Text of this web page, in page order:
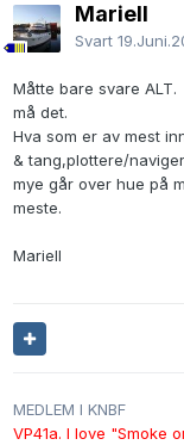
Mariell
Svart
Måtte bare svare
må det.
Hva som er av mest
& tang,plottere/
mye går over hue på
meste.
Mariell
MEDLEM I KNBF
VP41a. I love "Smoke